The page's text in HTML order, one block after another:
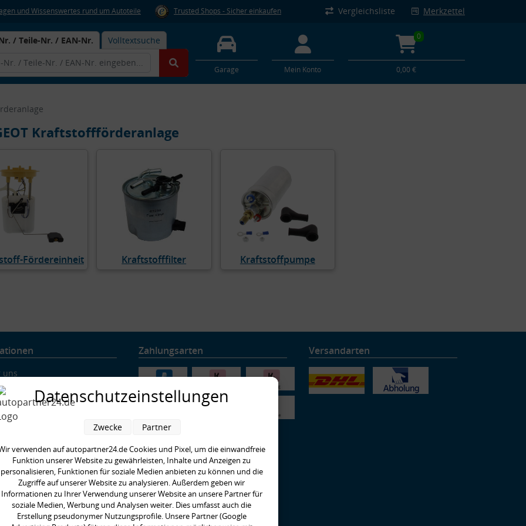
und Wissenswertes rund um Autoteile Trusted Shops - Sicher einkaufen Vergleichsliste Merkzettel
/ Teile-Nr. / EAN-Nr. Volltextsuche
Garage Mein Konto
0
0,00 €
Kraftstoffförderanlage
Fördereinheit Kraftstofffilter Kraftstoffpumpe
uns
& Versand
zur Barrierefreiheit
Partner
gestellte Fragen
rund um Querlenker
rund ums Fahrwerk
rund ums Radlager
Zahlungsarten Versandarten
Datenschutzeinstellungen
verwenden auf autopartner24.de Cookies und Pixel, um die einwandfreie
Funktion unserer Website zu gewährleisten, Inhalte und Anzeigen zu
personalisieren, Funktionen für soziale Medien anbieten zu können und die
Zugriffe auf unserer Website zu analysieren. Außerdem geben wir
Informationen zu Ihrer Verwendung unserer Website an unsere Partner für
soziale Medien, Werbung und Analysen weiter. Dies umfasst auch die
Erstellung pseudonymer Nutzungsprofile. Unsere Partner (Google
Zwecke Partner